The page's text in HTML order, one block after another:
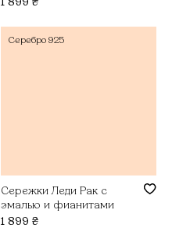
Серебро 925
Сережки Леди Рак с
эмалью и фианитами
1 899 ₴